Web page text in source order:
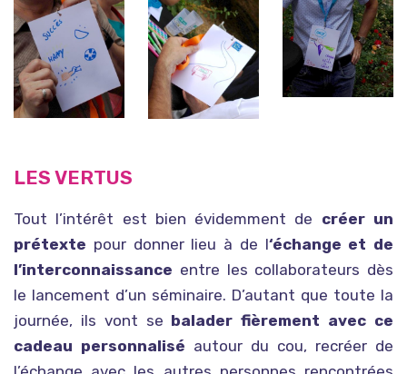
LES VERTUS
Tout l’intérêt est bien évidemment de créer un
prétexte pour donner lieu à de l‘échange et de
l’interconnaissance entre les collaborateurs dès
le lancement d’un séminaire. D’autant que toute la
journée, ils vont se balader fièrement avec ce
cadeau personnalisé autour du cou, recréer de